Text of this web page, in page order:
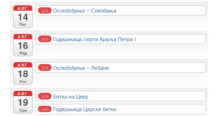
АВГ
14
Пет
>>> Ослобођење – Сокобања
АВГ
16
Нед
>>> Годишњица смрти Краља Петра I
АВГ
18
Уто
>>> Ослобођење – Лебане
АВГ
19
Сре
>>> Битка на Церу
>>> Годишњица Церске битке